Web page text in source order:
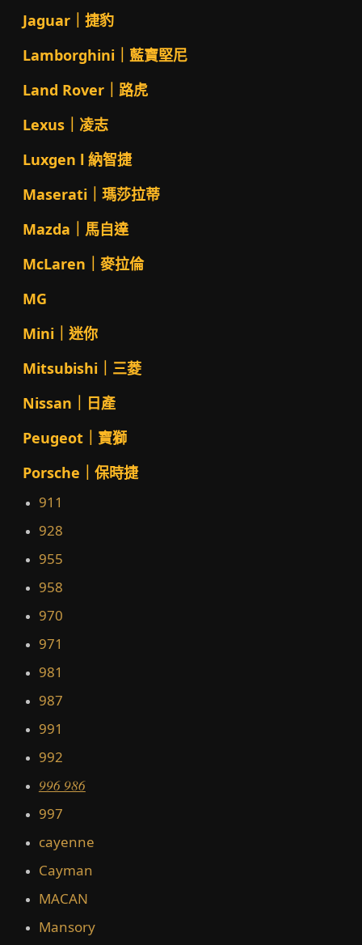
Jaguar｜捷豹
Lamborghini｜藍寶堅尼
Land Rover｜路虎
Lexus｜凌志
Luxgen l 納智捷
Maserati｜瑪莎拉蒂
Mazda｜馬自達
McLaren｜麥拉倫
MG
Mini｜迷你
Mitsubishi｜三菱
Nissan｜日產
Peugeot｜寶獅
Porsche｜保時捷
911
928
955
958
970
971
981
987
991
992
996 986
997
cayenne
Cayman
MACAN
Mansory